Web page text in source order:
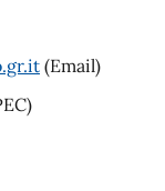
(Email)